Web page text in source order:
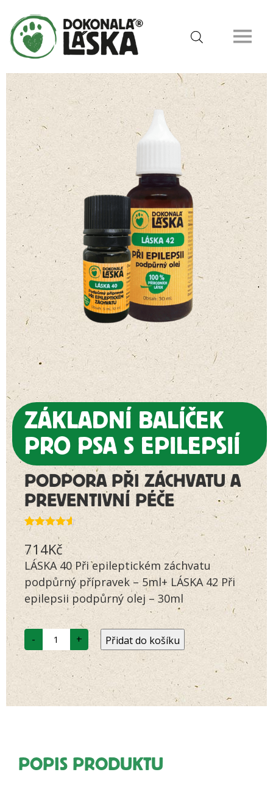
ZÁKLADNÍ BALÍČEK
PRO PSA S EPILEPSIÍ
PODPORA PŘI ZÁCHVATU A
PREVENTIVNÍ PÉČE
Hodnoceno
4.54
z 5
na základě
hodnocení
714Kč
LÁSKA 40 Při epileptickém záchvatu
podpůrný přípravek – 5ml+ LÁSKA 42 Při
epilepsii podpůrný olej – 30ml
- Základní
balíček
pro
epilepsií
množství
+ Přidat do košíku
POPIS PRODUKTU